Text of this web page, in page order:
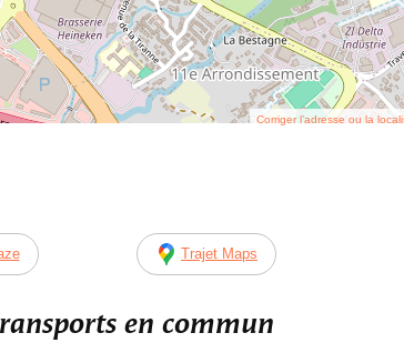
Corriger l’adresse ou la
Trajet Maps
en commun